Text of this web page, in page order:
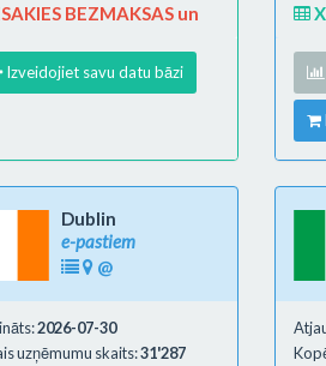
BEZMAKSAS un
Izveidojiet savu datu bāzi
Dublin
e-pastiem
@
2026-07-30
uzņēmumu skaits:31'287